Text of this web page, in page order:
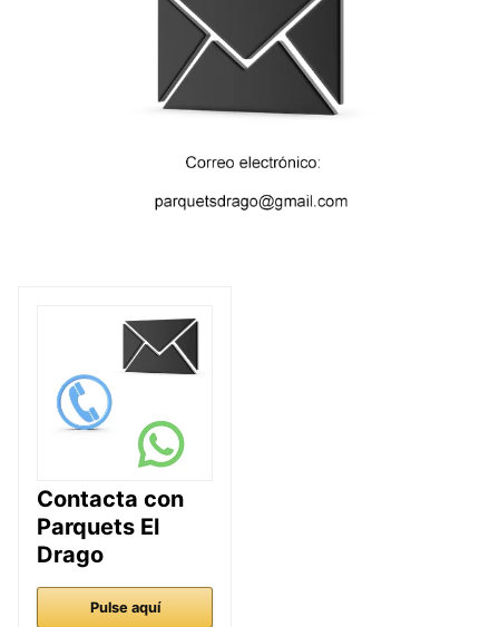
Contacta con
Parquets El
Drago
Pulse aquí